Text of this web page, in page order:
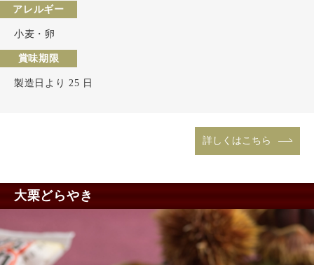
アレルギー
小麦・卵
賞味期限
製造日より 25 日
詳しくはこちら
大栗どらやき